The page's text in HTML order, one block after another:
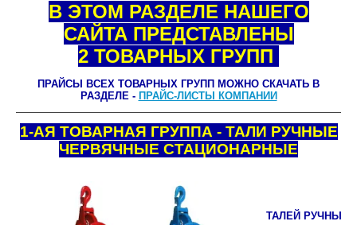
В ЭТОМ РАЗДЕЛЕ НАШЕГО
САЙТА ПРЕДСТАВЛЕНЫ
2 ТОВАРНЫХ ГРУПП
ПРАЙСЫ ВСЕХ ТОВАРНЫХ ГРУПП МОЖНО СКАЧАТЬ В
РАЗДЕЛЕ - ПРАЙС-ЛИСТЫ КОМПАНИИ
1-АЯ ТОВАРНАЯ ГРУППА - ТАЛИ РУЧНЫЕ
ЧЕРВЯЧНЫЕ СТАЦИОНАРНЫЕ
ТАЛЕЙ РУЧНЫХ